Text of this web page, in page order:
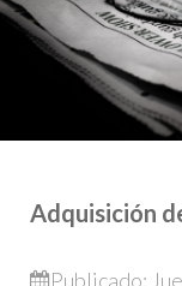
Adquisición
Publicado: